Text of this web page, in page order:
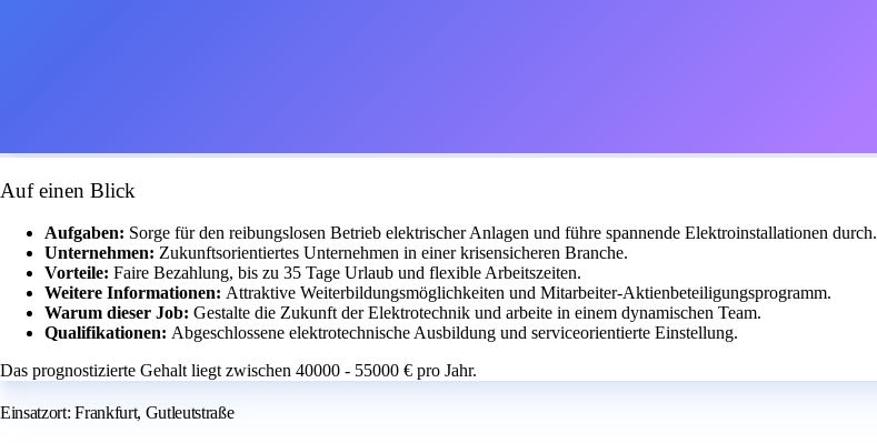
Auf einen Blick
Aufgaben: Sorge für den reibungslosen Betrieb elektrischer Anlagen und führe spannende Elektroinstallationen durch.
Unternehmen: Zukunftsorientiertes Unternehmen in einer krisensicheren Branche.
Vorteile: Faire Bezahlung, bis zu 35 Tage Urlaub und flexible Arbeitszeiten.
Weitere Informationen: Attraktive Weiterbildungsmöglichkeiten und Mitarbeiter-Aktienbeteiligungsprogramm.
Warum dieser Job: Gestalte die Zukunft der Elektrotechnik und arbeite in einem dynamischen Team.
Qualifikationen: Abgeschlossene elektrotechnische Ausbildung und serviceorientierte Einstellung.
Das prognostizierte Gehalt liegt zwischen 40000 - 55000 € pro Jahr.
Einsatzort: Frankfurt, Gutleutstraße